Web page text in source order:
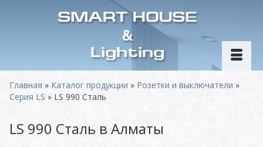
SMART HOUSE
&
Lighting
Главная » Каталог продукции » Розетки и выключатели »
Серия LS » LS 990 Сталь
LS 990 Сталь в Алматы